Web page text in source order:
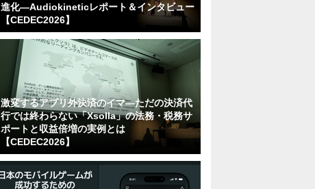
進化―Audiokineticレポート＆インタビュー
【CEDEC2026】
激変するアプリ外決済のイマ―ただの決済代
行では終わらない「Xsolla」の法務・税務サ
ポートと収益倍増の実例とは
【CEDEC2026】